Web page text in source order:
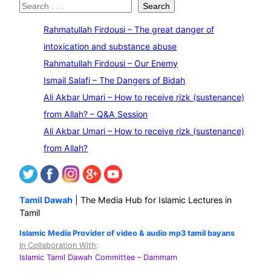
S
Search
Rahmatullah Firdousi – The great danger of
intoxication and substance abuse
Rahmatullah Firdousi – Our Enemy
Ismail Salafi – The Dangers of Bidah
Ali Akbar Umari – How to receive rizk (sustenance)
from Allah? – Q&A Session
Ali Akbar Umari – How to receive rizk (sustenance)
from Allah?
Tamil Dawah | The Media Hub for Islamic Lectures in
Tamil
Islamic Media Provider of video & audio mp3 tamil bayans
In Collaboration With:
Islamic Tamil Dawah Committee – Dammam